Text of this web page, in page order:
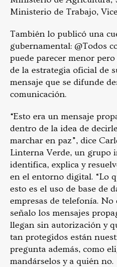
Ministerio de Trabajo,
También lo publicó una
gubernamental: @Todos
puede parecer menor
de la estrategia oficial de
mensaje que se difunde
comunicación.
“Esto era un mensaje
dentro de la idea de
marchar en paz”, dice
Linterna Verde, un grupo
identifica, explica y
en el entorno digital. “Lo
esto es el uso de base de
empresas de telefonía.
señalo los mensajes
llegan sin autorización y
tan protegidos están
pregunta además, como
mandárselos y a quién no.